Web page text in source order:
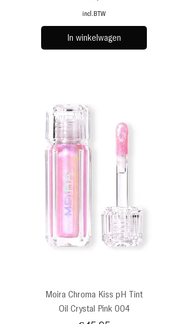
incl.BTW
In winkelwagen
Moira Chroma Kiss pH Tint
Oil Crystal Pink 004